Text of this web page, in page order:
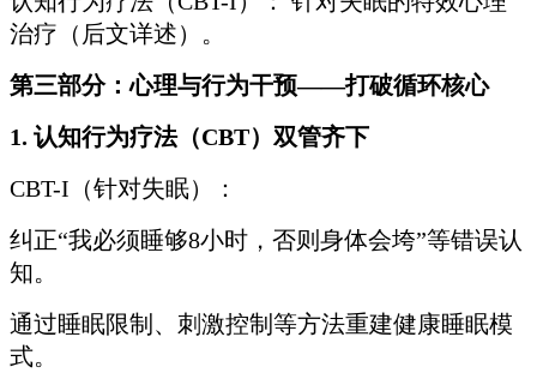
治疗（后文详述）。
第三部分：心理与行为干预——打破循环核心
1. 认知行为疗法（CBT）双管齐下
CBT-I（针对失眠）：
纠正“我必须睡够8小时，否则身体会垮”等错误认
知。
通过睡眠限制、刺激控制等方法重建健康睡眠模
式。